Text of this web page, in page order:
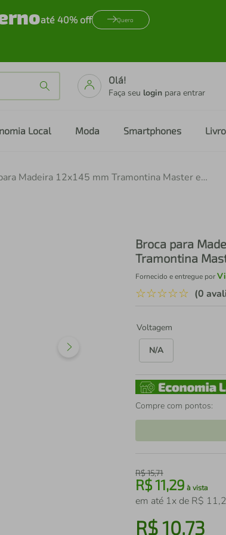
até 40% off Quero
Olá!
Faça seu login para entrar
Local Moda Smartphones
Broca para Madeira 12x145 mm Tramontina Master em Aço
Broca para
Tramontina
Fornecido e entregue por
☆☆☆☆☆ (0
Voltagem
N/A
Compre com pontos:
R$15,71
R$11,29 à vista
em até 1x de R$ 11,
R$10,73